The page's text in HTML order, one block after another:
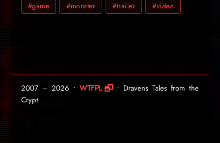
#game #monster #trailer #video
2007 – 2026 •WTFPL
• Dravens Tales from the
Crypt